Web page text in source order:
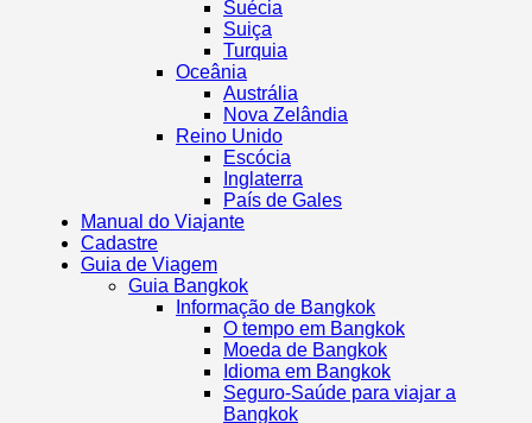
Suécia
Suiça
Turquia
Oceânia
Austrália
Nova Zelândia
Reino Unido
Escócia
Inglaterra
País de Gales
Manual do Viajante
Cadastre
Guia de Viagem
Guia Bangkok
Informação de Bangkok
O tempo em Bangkok
Moeda de Bangkok
Idioma em Bangkok
Seguro-Saúde para viajar a
Bangkok